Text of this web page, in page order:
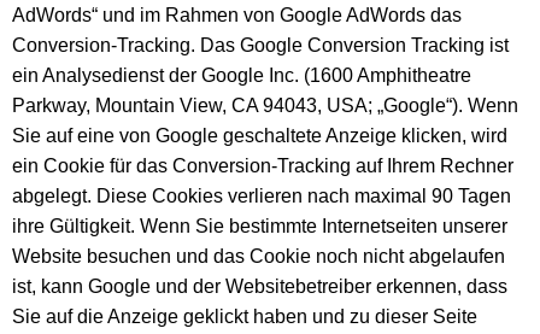
AdWords“ und im Rahmen von Google AdWords das
Conversion-Tracking. Das Google Conversion Tracking ist
ein Analysedienst der Google Inc. (1600 Amphitheatre
Parkway, Mountain View, CA 94043, USA; „Google“). Wenn
Sie auf eine von Google geschaltete Anzeige klicken, wird
ein Cookie für das Conversion-Tracking auf Ihrem Rechner
abgelegt. Diese Cookies verlieren nach maximal 90 Tagen
ihre Gültigkeit. Wenn Sie bestimmte Internetseiten unserer
Website besuchen und das Cookie noch nicht abgelaufen
ist, kann Google und der Websitebetreiber erkennen, dass
Sie auf die Anzeige geklickt haben und zu dieser Seite